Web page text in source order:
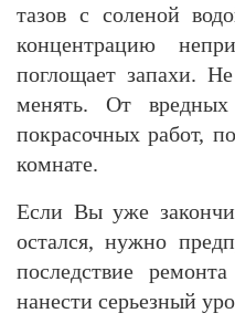
тазов с соленой
концентрацию
поглощает запахи.
менять. От
покрасочных работ,
комнате.
Если Вы уже
остался, нужно
последствие
нанести серьезный